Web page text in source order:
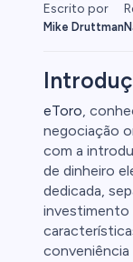
Escrito por
Mike Druttman
eToro,
negociação
com a
de dinheiro
dedicada,
investimento
conveniência